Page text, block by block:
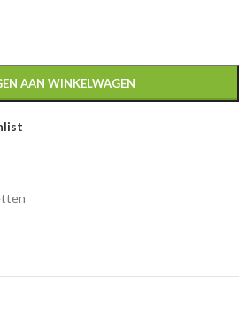
AAN WINKELWAGEN